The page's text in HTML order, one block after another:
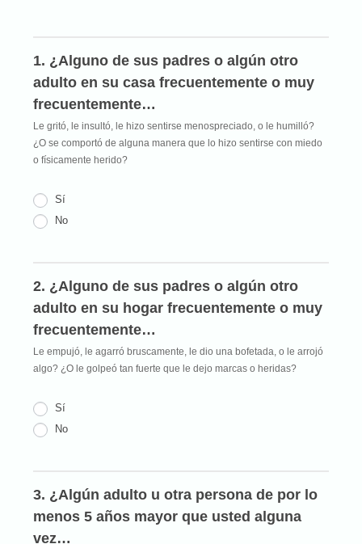
1. ¿Alguno de sus padres o algún otro
adulto en su casa frecuentemente o muy
frecuentemente…
Le gritó, le insultó, le hizo sentirse menospreciado, o le humilló?
¿O se comportó de alguna manera que lo hizo sentirse con miedo
o físicamente herido?
Sí
No
2. ¿Alguno de sus padres o algún otro
adulto en su hogar frecuentemente o muy
frecuentemente…
Le empujó, le agarró bruscamente, le dio una bofetada, o le arrojó
algo? ¿O le golpeó tan fuerte que le dejo marcas o heridas?
Sí
No
3. ¿Algún adulto u otra persona de por lo
menos 5 años mayor que usted alguna
vez…